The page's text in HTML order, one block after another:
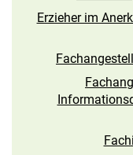
Erzieher im